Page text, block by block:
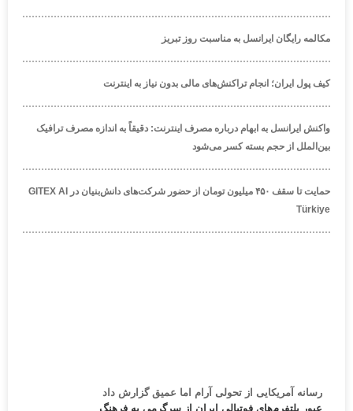
مکالمه رایگان ایرانسل به مناسبت روز تبریز
کیف پول ایران؛ انجام تراکنش‌های مالی بدون نیاز به اینترنت
واکنش ایرانسل به ابهام درباره مصرف اینترنت: دقیقاً به اندازه مصرف ترافیک
بین‌الملل از حجم بسته کسر می‌شود
حمایت تا سقف ۴۵۰ میلیون تومان از حضور شرکت‌های دانش‌بنیان در GITEX AI
Türkiye
رسانه آمریکایی از تحولی آرام اما عمیق گزارش داد
عبور پلتفرم‌های فوتبالی ایران از سرگرمی به فرهنگ